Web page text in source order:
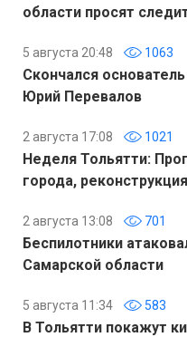
области просят
5 августа 20:48 1063
Скончался
Юрий Перевалов
2 августа 17:08 1021
Неделя Тольятти:
города,
2 августа 13:08 701
Беспилотники
Самарской области
5 августа 11:34 583
В Тольятти покажут